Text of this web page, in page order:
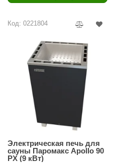
Код: 0221804
Электрическая печь для
сауны Паромакс Apollo 90
PX (9 кВт)